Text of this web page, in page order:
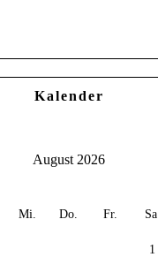
Kalender
August 2026
Mi. Do. Fr. Sa.
1